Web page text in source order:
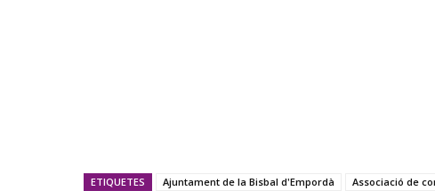
ETIQUETES Ajuntament de la Bisbal d'Empordà Associació de